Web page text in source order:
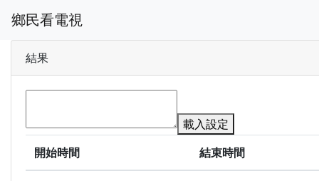
鄉民看電視
結果
載入設定
開始時間
結束時間